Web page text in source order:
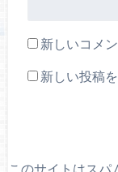
新しいコメ
新しい投稿
このサイトはスパ